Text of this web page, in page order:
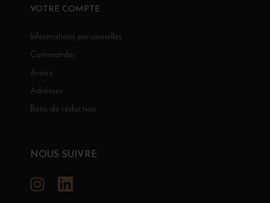
VOTRE COMPTE
Informations personnelles
Commandes
Avoirs
Adresses
Bons de réduction
NOUS SUIVRE
Instagram